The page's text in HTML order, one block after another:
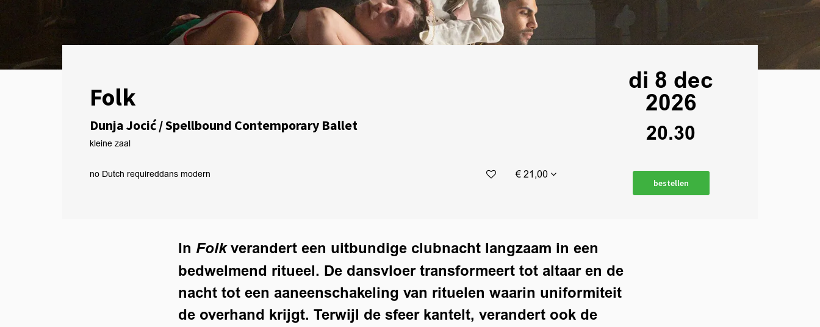
Folk
Dunja Jocić / Spellbound Contemporary Ballet
kleine zaal
no Dutch requireddans modern € 21,00
di 8 dec
2026
20.30
bestellen
In Folkverandert een uitbundige clubnacht langzaam in een
bedwelmend ritueel. De dansvloer transformeert tot altaar en de
nacht tot een aaneenschakeling van rituelen waarin uniformiteit
de overhand krijgt. Terwijl de sfeer kantelt, verandert ook de